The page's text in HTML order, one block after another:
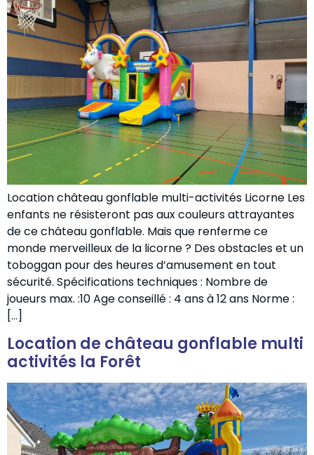
Location château gonflable multi-activités Licorne Les
enfants ne résisteront pas aux couleurs attrayantes
de ce château gonflable. Mais que renferme ce
monde merveilleux de la licorne ? Des obstacles et un
toboggan pour des heures d’amusement en tout
sécurité. Spécifications techniques : Nombre de
joueurs max. :10 Age conseillé : 4 ans à 12 ans Norme :
[…]
Location de château gonflable multi
activités la Forêt